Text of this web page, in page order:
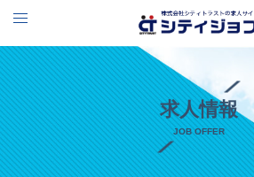
求人情報
JOB OFFER